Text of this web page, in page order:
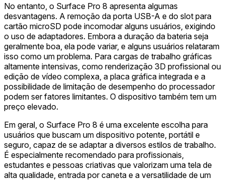
No entanto, o Surface Pro 8 apresenta algumas
desvantagens. A remoção da porta USB-A e do slot para
cartão microSD pode incomodar alguns usuários, exigindo
o uso de adaptadores. Embora a duração da bateria seja
geralmente boa, ela pode variar, e alguns usuários relataram
isso como um problema. Para cargas de trabalho gráficas
altamente intensivas, como renderização 3D profissional ou
edição de vídeo complexa, a placa gráfica integrada e a
possibilidade de limitação de desempenho do processador
podem ser fatores limitantes. O dispositivo também tem um
preço elevado.
Em geral, o Surface Pro 8 é uma excelente escolha para
usuários que buscam um dispositivo potente, portátil e
seguro, capaz de se adaptar a diversos estilos de trabalho.
É especialmente recomendado para profissionais,
estudantes e pessoas criativas que valorizam uma tela de
alta qualidade, entrada por caneta e a versatilidade de um